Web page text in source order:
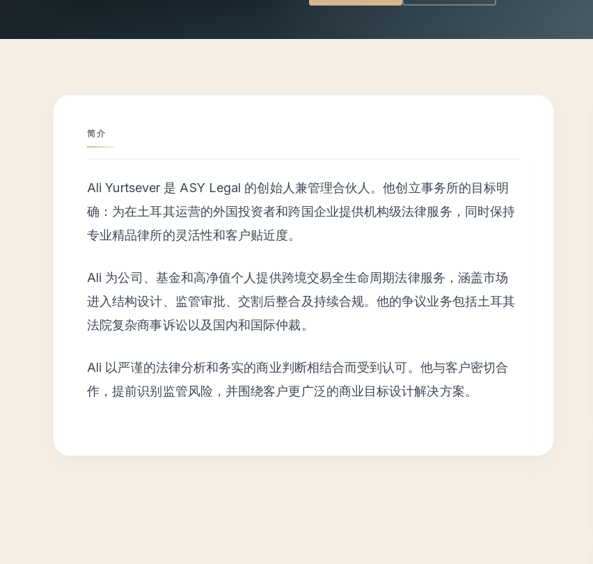
简介
Ali Yurtsever 是 ASY Legal 的创始人兼管理合伙人。他创立事务所的目标明
确：为在土耳其运营的外国投资者和跨国企业提供机构级法律服务，同时保持
专业精品律所的灵活性和客户贴近度。
Ali 为公司、基金和高净值个人提供跨境交易全生命周期法律服务，涵盖市场
进入结构设计、监管审批、交割后整合及持续合规。他的争议业务包括土耳其
法院复杂商事诉讼以及国内和国际仲裁。
Ali 以严谨的法律分析和务实的商业判断相结合而受到认可。他与客户密切合
作，提前识别监管风险，并围绕客户更广泛的商业目标设计解决方案。